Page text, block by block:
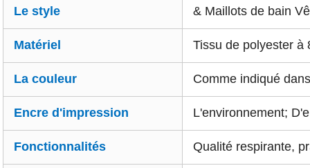
Le style & Maillots de bain
Matériel Tissu de polyester à
La couleur Comme indiqué
Encre d'impression L'environnement;
Fonctionnalités Qualité respirante,